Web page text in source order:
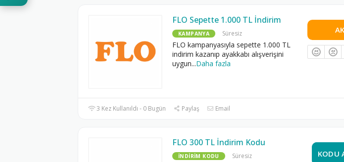
FLO Sepette 1.000 TL İndirim
KAMPANYA Süresiz
FLO kampanyasıyla sepette 1.000 TL
indirim kazanıp ayakkabı alışverişini
uygun...Daha fazla
3 Kez Kullanıldı - 0 Bugün Paylaş Email
FLO 300 TL İndirim Kodu
İNDIRIM KODU Süresiz KODU